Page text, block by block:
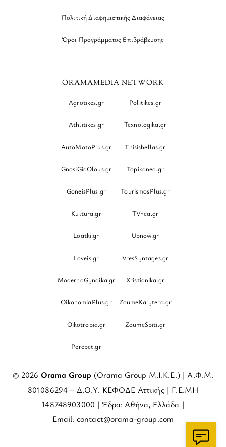
Πολιτική Διαφημιστικής Διαφάνειας
Όροι Προγράμματος Επιβράβευσης
ORAMAMEDIA NETWORK
Agrotikes.gr Politikes.gr
Athlitikes.gr Texnologika.gr
AutoMotoPlus.gr Thisishellas.gr
GnosiGiaOlous.gr Topikanea.gr
GoneisPlus.gr TourismosPlus.gr
Kultura.gr TVnea.gr
Loatki.gr Upnow.gr
Loveis.gr VresSyntages.gr
ModernaGynaika.gr Xristianika.gr
OikonomiaPlus.gr ZoumeKalytera.gr
Oikotropia.gr ZoumeSpiti.gr
Perepet.gr
© 2026 Orama Group (Orama Group Μ.Ι.Κ.Ε.) | Α.Φ.Μ.
801086294 – Δ.Ο.Υ. ΚΕΦΟΔΕ Αττικής | Γ.Ε.ΜΗ
148748903000 | Έδρα: Αθήνα, Ελλάδα |
Email: contact@orama-group.com